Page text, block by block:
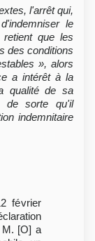
l'arrêt qui,
le
que les
des conditions
», alors
a intérêt à la
qualité de sa
de sorte qu'il
indemnitaire
février
M. [O] a